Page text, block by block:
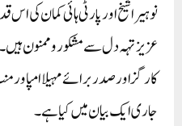
نوہیرا شیخ اور پارٹی ہائی کمان کی
عزیز تہہ دل سے مشکور و ممنون
کارگزاور صدر برائے مہیلا
جاری ایک بیان میں کیا ہے۔